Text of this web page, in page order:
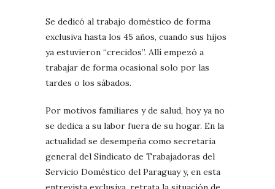
Se dedicó al trabajo doméstico de forma
exclusiva hasta los 45 años, cuando sus hijos
ya estuvieron “crecidos”. Allí empezó a
trabajar de forma ocasional solo por las
tardes o los sábados.
Por motivos familiares y de salud, hoy ya no
se dedica a su labor fuera de su hogar. En la
actualidad se desempeña como secretaria
general del Sindicato de Trabajadoras del
Servicio Doméstico del Paraguay y, en esta